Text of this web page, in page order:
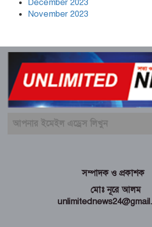
December 2023
November 2023
সম্পাদক ও প্রকাশক
মোঃ নূরে আলম